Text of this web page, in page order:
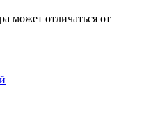
может отличаться от